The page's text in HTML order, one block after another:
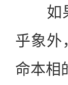
如果
乎象外
命本相